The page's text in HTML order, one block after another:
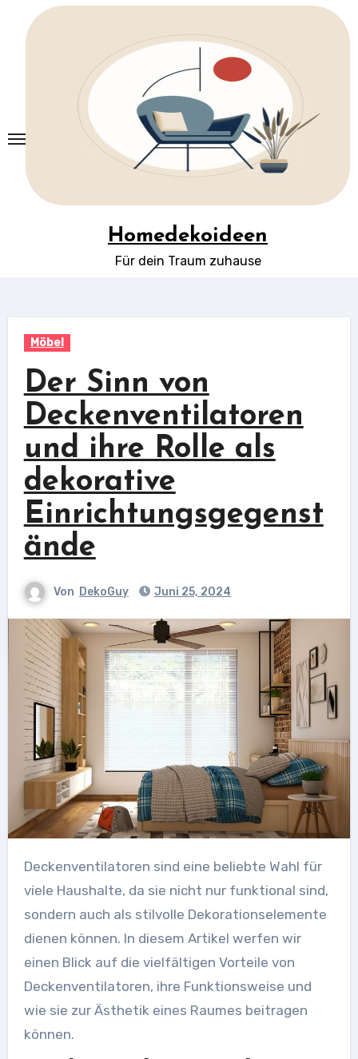
Springe
Homedekoideen
Für dein Traum zuhause
Möbel
Der Sinn von
Deckenventilatoren
und ihre Rolle als
dekorative
Einrichtungsgegenst
ände
Von DekoGuy Juni 25, 2024
Deckenventilatoren sind eine beliebte Wahl für
viele Haushalte, da sie nicht nur funktional sind,
sondern auch als stilvolle Dekorationselemente
dienen können. In diesem Artikel werfen wir
einen Blick auf die vielfältigen Vorteile von
Deckenventilatoren, ihre Funktionsweise und
wie sie zur Ästhetik eines Raumes beitragen
können.